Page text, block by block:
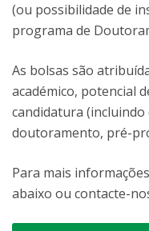
(ou possibilidade de
programa de
As bolsas são
académico, potencial
candidatura (incluindo
doutoramento, pré-
Para mais
abaixo ou contacte-